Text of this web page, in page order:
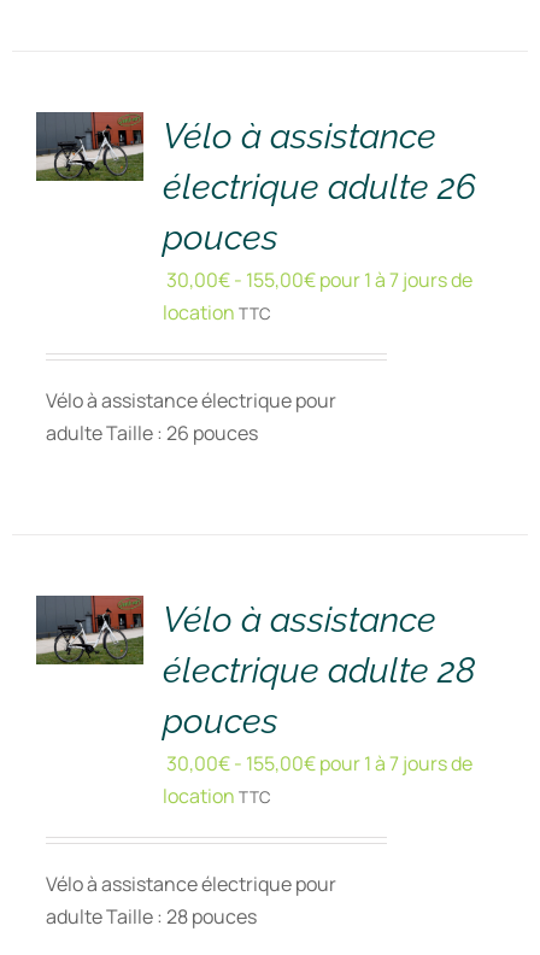
DÉTAILS
Vélo à assistance
électrique adulte 26
pouces
30,00€- 155,00€pour 1 à 7 jours de
location TTC
Vélo à assistance électrique pour
adulte Taille : 26 pouces
DÉTAILS
Vélo à assistance
électrique adulte 28
pouces
30,00€- 155,00€pour 1 à 7 jours de
location TTC
Vélo à assistance électrique pour
adulte Taille : 28 pouces